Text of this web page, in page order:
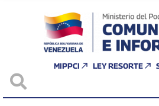
MIPPCI LEY RESORTE